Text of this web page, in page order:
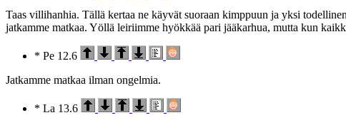
Taas villihanhia. Tällä kertaa ne käyvät suoraan kimppuun ja yksi
jatkamme matkaa. Yöllä leiriimme hyökkää pari jääkarhua, mutta kun
* Pe 12.6
Jatkamme matkaa ilman ongelmia.
* La 13.6